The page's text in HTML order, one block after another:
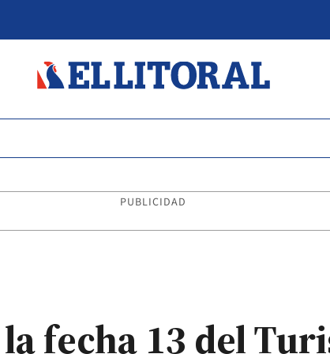
PUBLICIDAD
fecha 13 del